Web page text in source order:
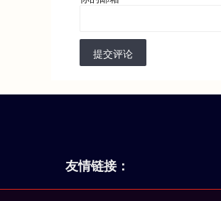
提交评论
友情链接：